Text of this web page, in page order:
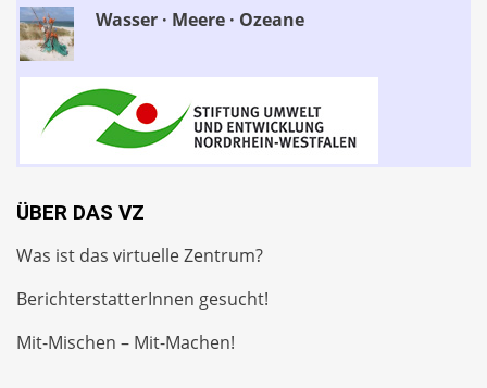
Wasser · Meere · Ozeane
ÜBER DAS VZ
Was ist das virtuelle Zentrum?
BerichterstatterInnen gesucht!
Mit-Mischen – Mit-Machen!